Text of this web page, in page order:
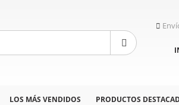
LOS MÁS VENDIDOS PRODUCTOS